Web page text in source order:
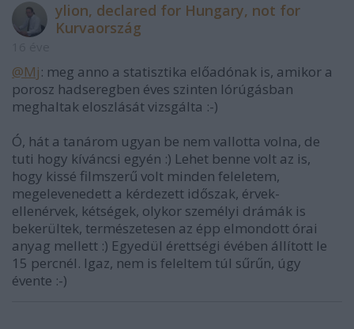
ylion, declared for Hungary, not for
Kurvaország
@Mj: meg anno a statisztika előadónak is, amikor a
porosz hadseregben éves szinten lórúgásban
meghaltak eloszlását vizsgálta :-)
Ó, hát a tanárom ugyan be nem vallotta volna, de
tuti hogy kíváncsi egyén :) Lehet benne volt az is,
hogy kissé filmszerű volt minden feleletem,
megelevenedett a kérdezett időszak, érvek-
ellenérvek, kétségek, olykor személyi drámák is
bekerültek, természetesen az épp elmondott órai
anyag mellett :) Egyedül érettségi évében állított le
15 percnél. Igaz, nem is feleltem túl sűrűn, úgy
évente :-)